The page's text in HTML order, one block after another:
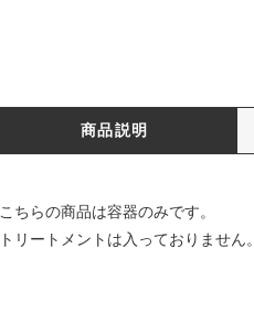
商品説明
こちらの商品は容器のみです。
トリートメントは入っておりません。